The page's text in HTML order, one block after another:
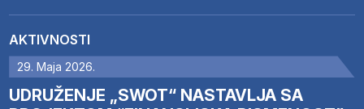
AKTIVNOSTI
29. Maja 2026.
UDRUŽENJE „SWOT“ NASTAVLJA SA